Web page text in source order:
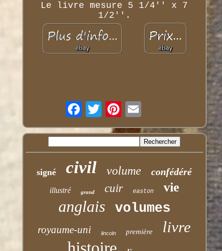
Le livre mesure 5 1/4'' x 7
1/2''.
signé civil volume confédéré
illustré grand cuir easton vie
anglais volumes
royaume-uni lincoln première livre